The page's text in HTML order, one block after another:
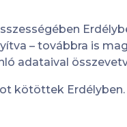
– továbbra is
adataival
kötöttek Erdélyben.